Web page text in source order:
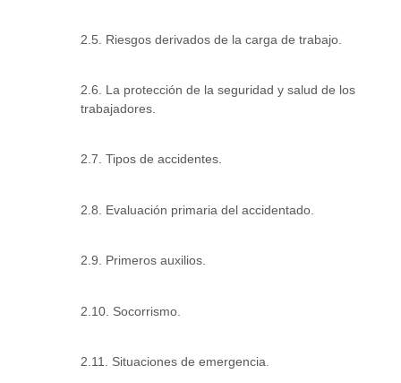
2.5. Riesgos derivados de la carga de trabajo.
2.6. La protección de la seguridad y salud de los
trabajadores.
2.7. Tipos de accidentes.
2.8. Evaluación primaria del accidentado.
2.9. Primeros auxilios.
2.10. Socorrismo.
2.11. Situaciones de emergencia.